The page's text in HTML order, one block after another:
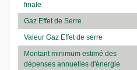
finale
Gaz Effet de Serre
Valeur Gaz Effet de serre
Montant minimum estimé des
dépenses annuelles d'énergie